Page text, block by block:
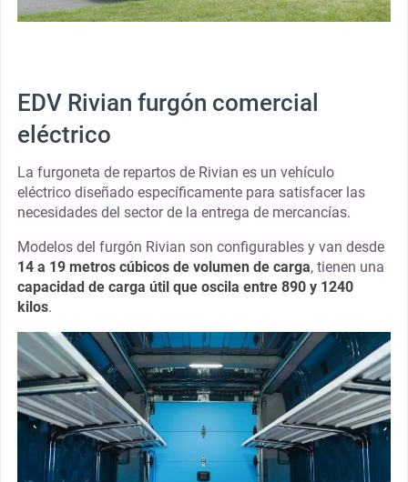
EDV Rivian furgón comercial
eléctrico
La furgoneta de repartos de Rivian es un vehículo
eléctrico diseñado específicamente para satisfacer las
necesidades del sector de la entrega de mercancías.
Modelos del furgón Rivian son configurables y van desde
14 a 19 metros cúbicos de volumen de carga, tienen una
capacidad de carga útil que oscila entre 890 y 1240
kilos.